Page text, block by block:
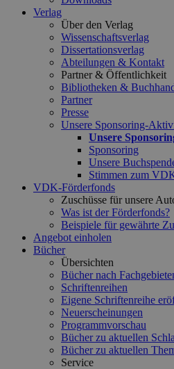
Verlag
Über den Verlag
Wissenschaftsverlag
Dissertationsverlag
Abteilungen & Kontakt
Partner & Öffentlichkeit
Bibliotheken &
Partner
Presse
Unsere Sponsoring-
Unsere
Sponsoring
Unsere
Stimmen zum
VDK-Förderfonds
Zuschüsse für unsere
Was ist der Förderfonds?
Beispiele für gewährte
Angebot einholen
Bücher
Übersichten
Bücher nach
Schriftenreihen
Eigene Schriftenreihe
Neuerscheinungen
Programmvorschau
Bücher zu aktuellen
Bücher zu aktuellen
Service